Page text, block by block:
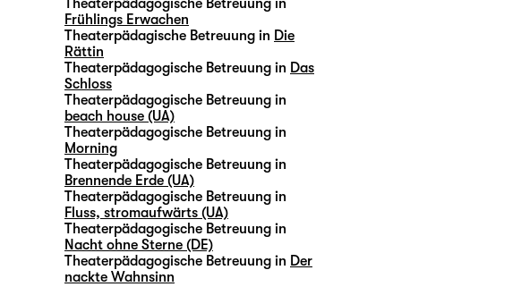
Theaterpädagogische Betreuung in
Frühlings Erwachen
Theaterpädagische Betreuung in Die
Rättin
Theaterpädagogische Betreuung in Das
Schloss
Theaterpädagogische Betreuung in
beach house (UA)
Theaterpädagogische Betreuung in
Morning
Theaterpädagogische Betreuung in
Brennende Erde (UA)
Theaterpädagogische Betreuung in
Fluss, stromaufwärts (UA)
Theaterpädagogische Betreuung in
Nacht ohne Sterne (DE)
Theaterpädagogische Betreuung in Der
nackte Wahnsinn